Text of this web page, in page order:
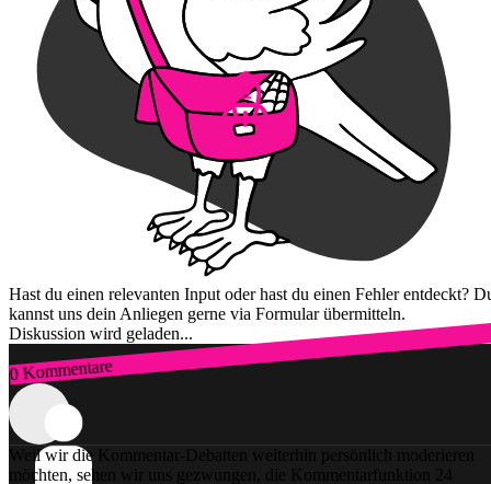
Hast du einen relevanten Input oder hast du einen Fehler entdeckt?
kannst uns dein Anliegen gerne via Formular übermitteln.
Diskussion wird geladen...
0 Kommentare
Zum Login
Weil wir die Kommentar-Debatten weiterhin persönlich moderieren
möchten, sehen wir uns gezwungen, die Kommentarfunktion 24